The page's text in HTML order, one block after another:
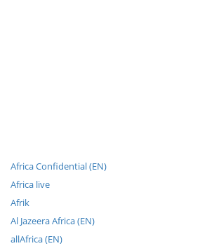
Africa Confidential (EN)
Africa live
Afrik
Al Jazeera Africa (EN)
allAfrica (EN)